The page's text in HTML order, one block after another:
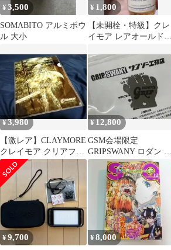
¥3,500
SOMABITO アルミボウ
ル 大小
¥ 1,800
​【未開栓・特級】クレ
イモア レアオールド
ボトル
¥3,980
【激レア】CLAYMORE
クレイモア クリアファ
イル 八木教広 ジャンプ
¥12,800
GSM会場限定
GRIPSWANY ロダン ベ
ロ サンゾー工務店 ミー
ティング
¥9,700 ¥8,000